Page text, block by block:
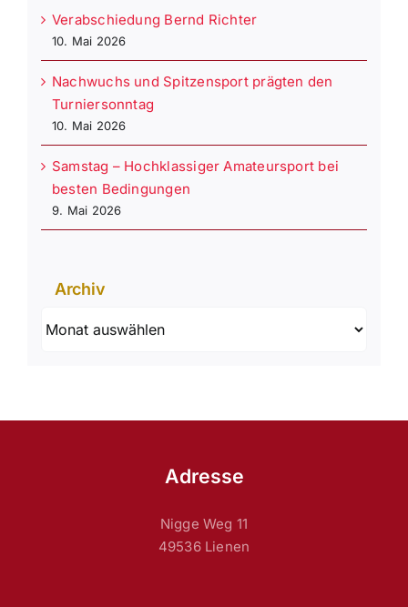
Verabschiedung Bernd Richter
10. Mai 2026
Nachwuchs und Spitzensport prägten den
Turniersonntag
10. Mai 2026
Samstag – Hochklassiger Amateursport bei
besten Bedingungen
9. Mai 2026
Archiv
Adresse
Nigge Weg 11
49536 Lienen